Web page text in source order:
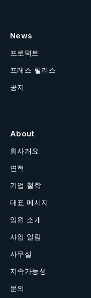
News
프로덕트
프레스 릴리스
공지
About
회사개요
연혁
기업 철학
대표 메시지
임원 소개
사업 일람
사무실
지속가능성
문의